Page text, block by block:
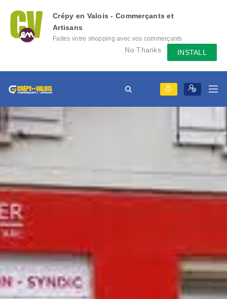
Crépy en Valois - Commerçants et
Artisans
Faites votre shopping avec vos commerçants
locaux depuis votre mobile, échangez des
messages avec eux, consultez le évènement
No Thanks INSTALL